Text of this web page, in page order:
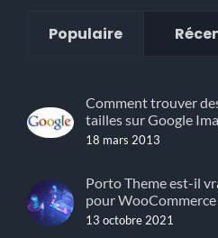
Populaire
Comment trouver
tailles sur Google
18 mars 2013
Porto Theme est-il
pour WooCommerce
13 octobre 2021